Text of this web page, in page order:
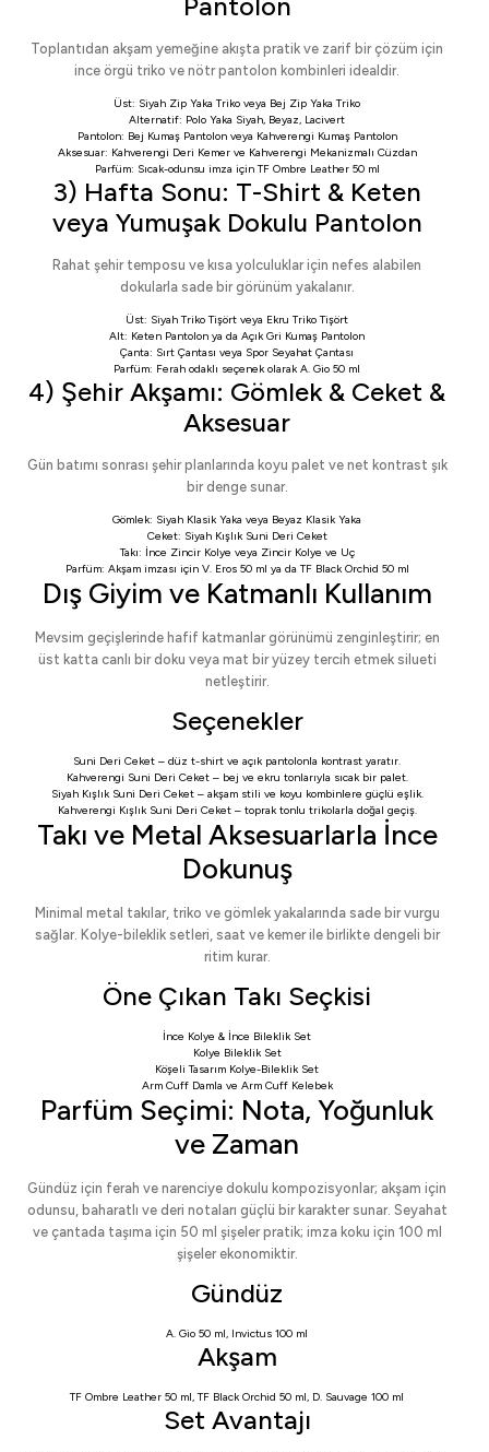
Pantolon
Toplantıdan akşam yemeğine akışta pratik ve zarif bir çözüm için
ince örgü triko ve nötr pantolon kombinleri idealdir.
Üst: Siyah Zip Yaka Triko veya Bej Zip Yaka Triko
Alternatif: Polo Yaka Siyah, Beyaz, Lacivert
Pantolon: Bej Kumaş Pantolonveya Kahverengi Kumaş Pantolon
Aksesuar: Kahverengi Deri Kemerve Kahverengi Mekanizmalı Cüzdan
Parfüm: Sıcak-odunsu imza içinTF Ombre Leather 50 ml
3) Hafta Sonu: T-Shirt & Keten
veya Yumuşak Dokulu Pantolon
Rahat şehir temposu ve kısa yolculuklar için nefes alabilen
dokularla sade bir görünüm yakalanır.
Üst: Siyah Triko Tişört veya Ekru Triko Tişört
Alt: Keten Pantolon ya da Açık Gri Kumaş Pantolon
Çanta: Sırt Çantası veya Spor Seyahat Çantası
Parfüm: Ferah odaklı seçenek olarak A. Gio 50 ml
4) Şehir Akşamı: Gömlek & Ceket &
Aksesuar
Gün batımı sonrası şehir planlarında koyu palet ve net kontrast şık
bir denge sunar.
Gömlek: Siyah Klasik Yaka veya Beyaz Klasik Yaka
Ceket: Siyah Kışlık Suni Deri Ceket
Takı: İnce Zincir Kolye veya Zincir Kolye ve Uç
Parfüm: Akşam imzası için V. Eros 50 ml ya daTF Black Orchid 50 ml
Dış Giyim ve Katmanlı Kullanım
Mevsim geçişlerinde hafif katmanlar görünümü zenginleştirir; en
üst katta canlı bir doku veya mat bir yüzey tercih etmek silueti
netleştirir.
Seçenekler
Suni Deri Ceket – düz t-shirt ve açık pantolonla kontrast yaratır.
Kahverengi Suni Deri Ceket– bej ve ekru tonlarıyla sıcak bir palet.
Siyah Kışlık Suni Deri Ceket– akşam stili ve koyu kombinlere güçlü eşlik.
Kahverengi Kışlık Suni Deri Ceket– toprak tonlu trikolarla doğal geçiş.
Takı ve Metal Aksesuarlarla İnce
Dokunuş
Minimal metal takılar, triko ve gömlek yakalarında sade bir vurgu
sağlar. Kolye-bileklik setleri, saat ve kemer ile birlikte dengeli bir
ritim kurar.
Öne Çıkan Takı Seçkisi
İnce Kolye & İnce Bileklik Set
Kolye Bileklik Set
Köşeli Tasarım Kolye-Bileklik Set
Arm Cuff Damlave Arm Cuff Kelebek
Parfüm Seçimi: Nota, Yoğunluk
ve Zaman
Gündüz için ferah ve narenciye dokulu kompozisyonlar; akşam için
odunsu, baharatlı ve deri notaları güçlü bir karakter sunar. Seyahat
ve çantada taşıma için 50 ml şişeler pratik; imza koku için 100 ml
şişeler ekonomiktir.
Gündüz
A. Gio 50 ml, Invictus 100 ml
Akşam
TF Ombre Leather 50 ml,TF Black Orchid 50 ml, D. Sauvage 100 ml
Set Avantajı